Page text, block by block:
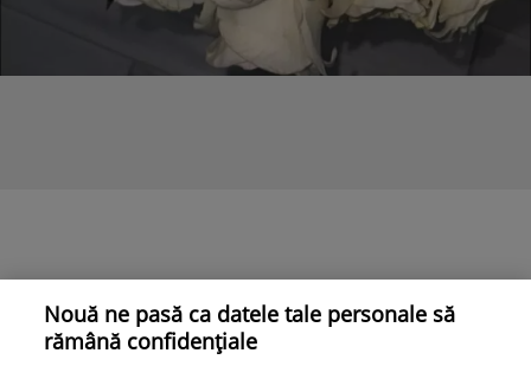
Nouă ne pasă ca datele tale personale să
rămână confidențiale